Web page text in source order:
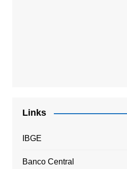
Links
IBGE
Banco Central